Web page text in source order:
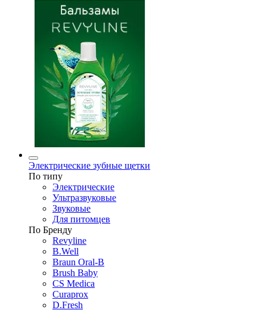
Электрические зубные щетки
По типу
Электрические
Ультразвуковые
Звуковые
Для питомцев
По Бренду
Revyline
B.Well
Braun Oral-B
Brush Baby
CS Medica
Curaprox
D.Fresh